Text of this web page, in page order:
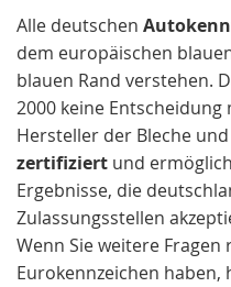
Alle deutschen
dem europäischen
blauen Rand verstehen.
2000 keine
Hersteller der Bleche
zertifiziert und
Ergebnisse, die
Zulassungsstellen
Wenn Sie weitere Fragen
Eurokennzeichen haben,